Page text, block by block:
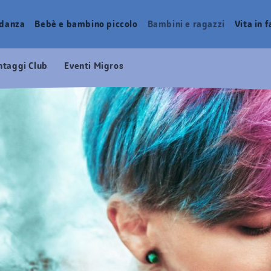
Bebè e bambino piccolo Bambini e ragazzi Vita in
Club Eventi Migros